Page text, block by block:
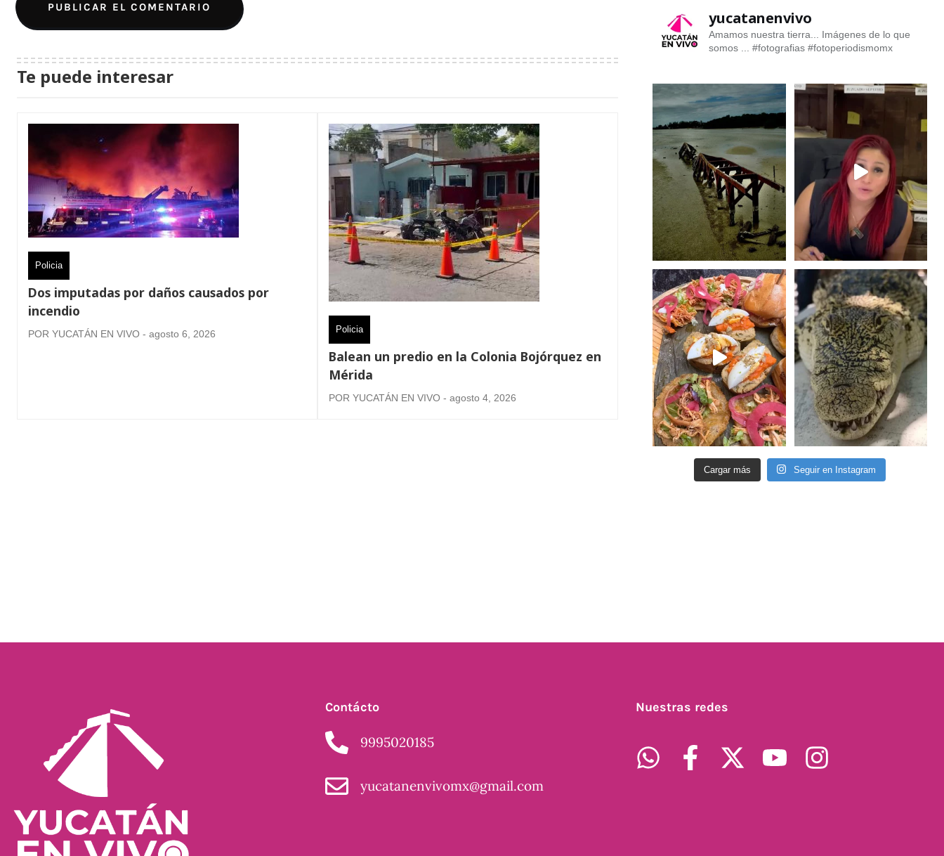
Te puede interesar
Policia
Dos imputadas por daños causados por
incendio
POR YUCATÁN EN VIVO - agosto 6, 2026 Policia
Balean un predio en la Colonia Bojórquez en
Mérida
POR YUCATÁN EN VIVO - agosto 4, 2026
yucatanenvivo
Amamos nuestra tierra... Imágenes de lo que
somos ... #fotografias #fotoperiodismomx
Cargar más Seguir en Instagram
Contácto
9995020185
yucatanenvivomx@gmail.com
Nuestras redes